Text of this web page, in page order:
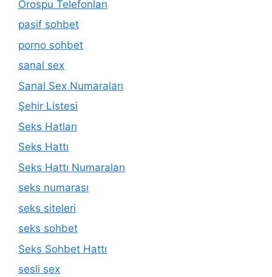
Orospu Telefonları
pasif sohbet
porno sohbet
sanal sex
Sanal Sex Numaraları
Şehir Listesi
Seks Hatları
Seks Hattı
Seks Hattı Numaraları
seks numarası
seks siteleri
seks sohbet
Seks Sohbet Hattı
sesli sex